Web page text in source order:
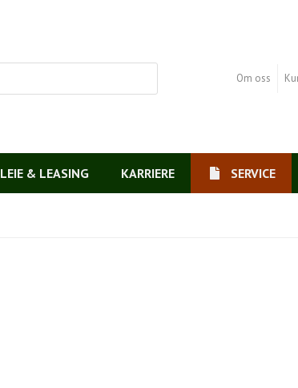
Om oss
LEIE & LEASING KARRIERE SERVICE